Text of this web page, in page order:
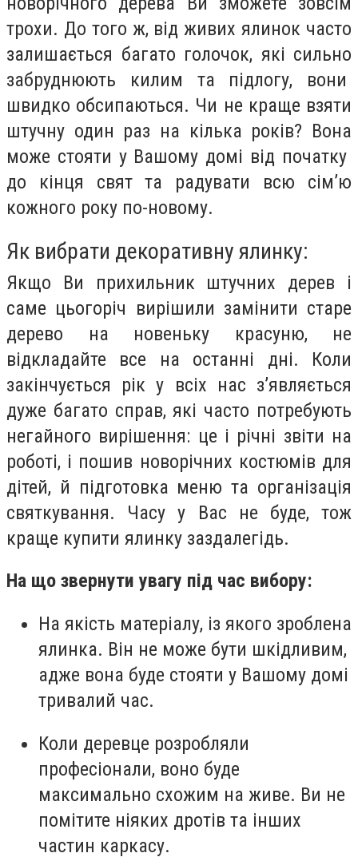
трохи. До того ж, від живих ялинок часто
залишається багато голочок, які сильно
забруднюють килим та підлогу, вони
швидко обсипаються. Чи не краще взяти
штучну один раз на кілька років? Вона
може стояти у Вашому домі від початку
до кінця свят та радувати всю сім’ю
кожного року по-новому.
Як вибрати декоративну ялинку:
Якщо Ви прихильник штучних дерев і
саме цьогоріч вирішили замінити старе
дерево на новеньку красуню, не
відкладайте все на останні дні. Коли
закінчується рік у всіх нас з’являється
дуже багато справ, які часто потребують
негайного вирішення: це і річні звіти на
роботі, і пошив новорічних костюмів для
дітей, й підготовка меню та організація
святкування. Часу у Вас не буде, тож
краще купити ялинку заздалегідь.
На що звернути увагу під час вибору:
На якість матеріалу, із якого зроблена
ялинка. Він не може бути шкідливим,
адже вона буде стояти у Вашому домі
тривалий час.
Коли деревце розробляли
професіонали, воно буде
максимально схожим на живе. Ви не
помітите ніяких дротів та інших
частин каркасу.